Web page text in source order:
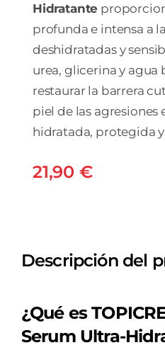
Hidratante
profunda e intensa a
deshidratadas y
urea, glicerina y agua
restaurar la barrera
piel de las agresiones
hidratada, protegida
21,90 €
Descripción del
¿Qué es
Serum Ultra-